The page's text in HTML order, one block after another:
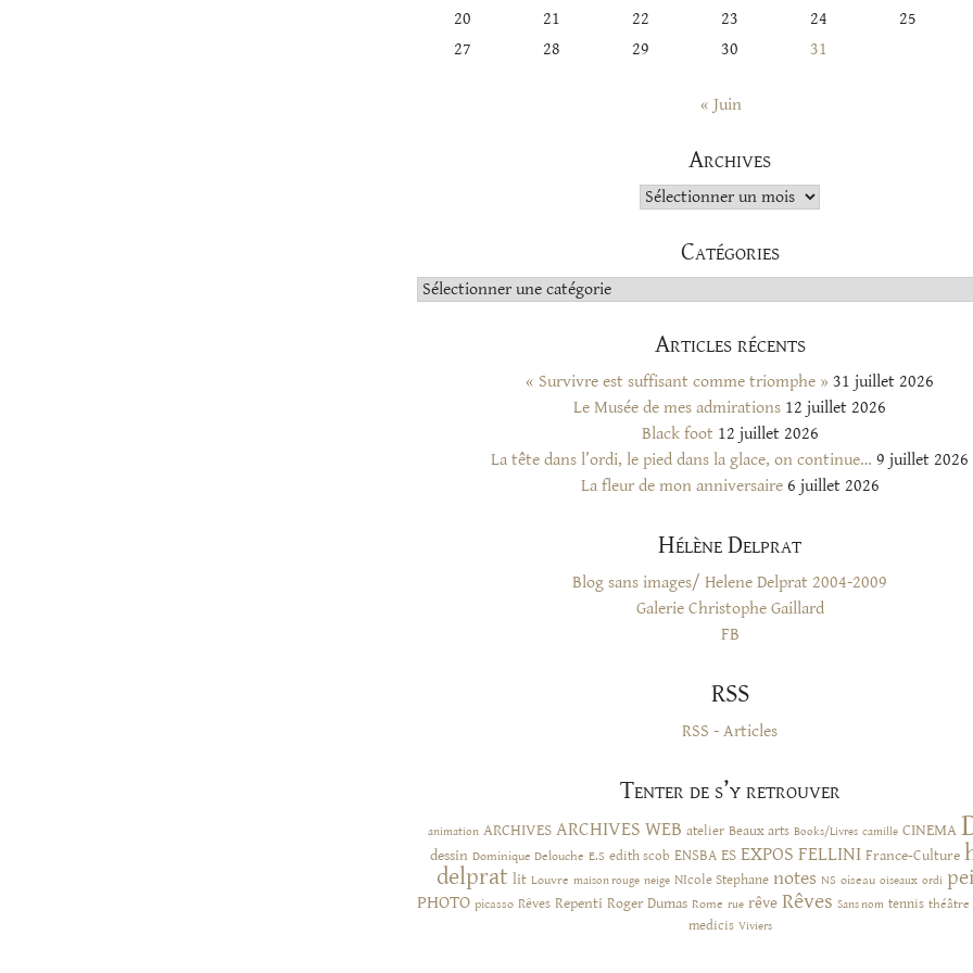
20 21 22 23 24
25
27
28 29 30 31
« Juin
Archives
Archives
Catégories
Catégories
Articles récents
« Survivre est suffisant comme triomphe » 31 juillet 2026
Le Musée de mes admirations 12 juillet 2026
Black foot 12 juillet 2026
La tête dans l’ordi, le pied dans la glace, on continue… 9 juillet 2026
La fleur de mon anniversaire 6 juillet 2026
Hélène Delprat
Blog sans images/ Helene Delprat 2004-2009
Galerie Christophe Gaillard
FB
RSS
RSS - Articles
Tenter de s’y retrouver
animation ARCHIVES ARCHIVES WEB atelier Beaux arts Books/Livres camille CINEMA
dessin Dominique Delouche E.S edith scob ENSBA ES EXPOS FELLINI France-Culture
delprat lit Louvre maison rouge neige NIcole Stephane notes NS oiseau oiseaux ordi
PHOTO picasso Rêves Repenti Roger Dumas Rome rue rêve Rêves Sans nom tennis théâtre
medicis Viviers